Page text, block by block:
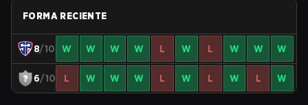
FORMA RECIENTE
8/10 W W W W L W L W W W
6/10 L W W W L W L W L W